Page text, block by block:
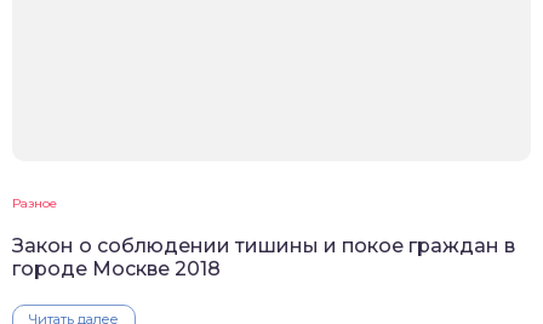
Разное
Закон о соблюдении тишины и покое граждан в
городе Москве 2018
Читать далее